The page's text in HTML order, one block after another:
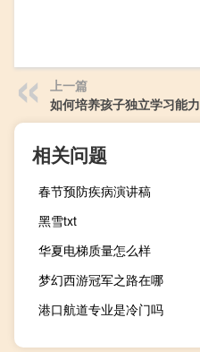
上一篇
如何培养孩子独立学习能力
相关问题
春节预防疾病演讲稿
黑雪txt
华夏电梯质量怎么样
梦幻西游冠军之路在哪
港口航道专业是冷门吗